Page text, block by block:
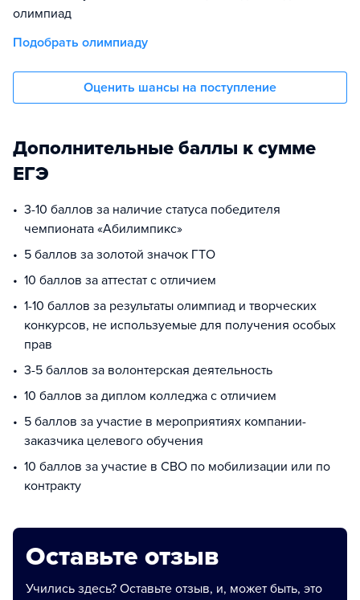
олимпиад
Подобрать олимпиаду
Оценить шансы на поступление
Дополнительные баллы к сумме
ЕГЭ
3-10 баллов за наличие статуса победителя
чемпионата «Абилимпикс»
5 баллов за золотой значок ГТО
10 баллов за аттестат с отличием
1-10 баллов за результаты олимпиад и творческих
конкурсов, не используемые для получения особых
прав
3-5 баллов за волонтерская деятельность
10 баллов за диплом колледжа с отличием
5 баллов за участие в мероприятиях компании-
заказчика целевого обучения
10 баллов за участие в СВО по мобилизации или по
контракту
Оставьте отзыв
Учились здесь? Оставьте отзыв, и, может быть, это